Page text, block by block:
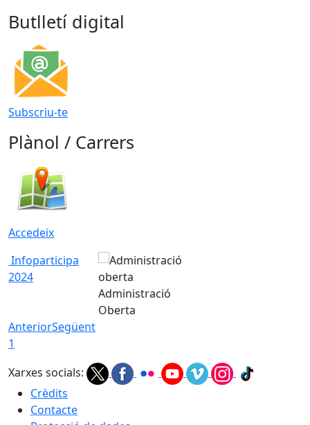
Butlletí digital
Subscriu-te
Plànol / Carrers
Accedeix
Infoparticipa
2024
Administració
Oberta
AnteriorSegüent
1
Xarxes socials:
Crèdits
Contacte